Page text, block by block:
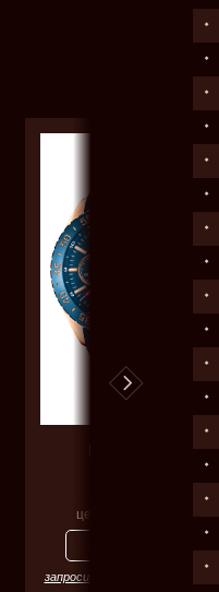
цена:
запросить цену со скидкой